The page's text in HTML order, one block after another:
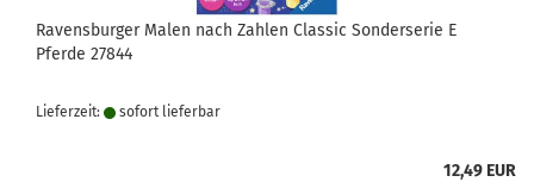
Ravensburger Malen nach Zahlen Classic Sonderserie E
Pferde 27844
Lieferzeit: sofort lie­fer­bar
12,49 EUR